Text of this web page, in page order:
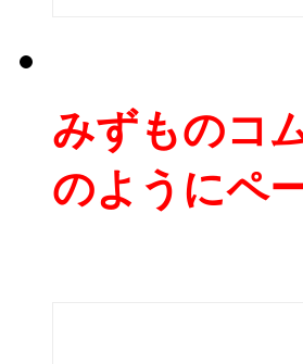
みずものコ
のようにペ